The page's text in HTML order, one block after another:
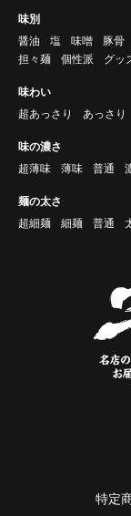
味別
醤油
塩 味噌 豚骨
担々麺
個性派 グッ
味わい
超あっさり
あっさり
味の濃さ
超薄味
薄味 普通
麺の太さ
超細麺
細麺 普通
特定